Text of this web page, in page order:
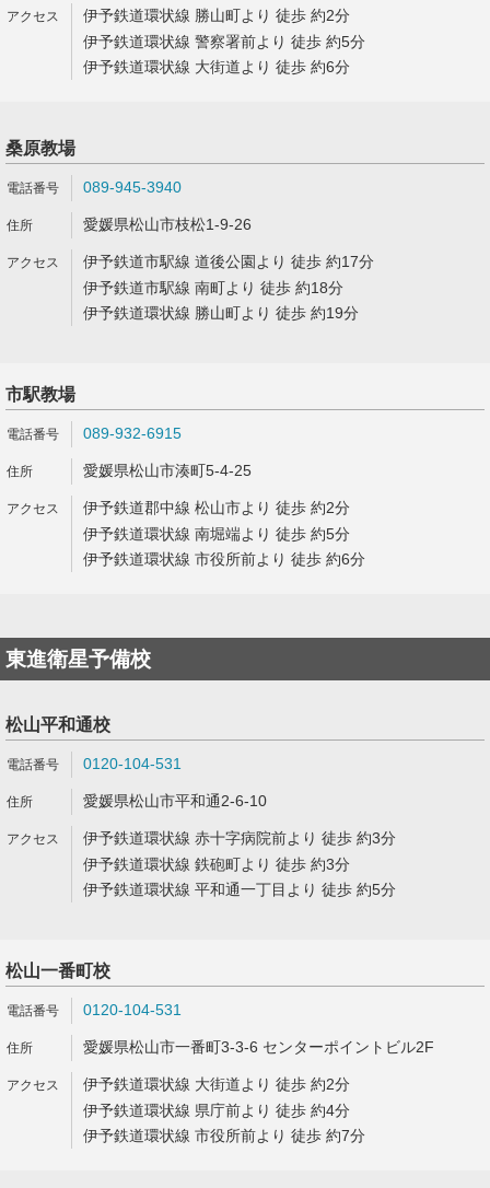
伊予鉄道環状線 勝山町より 徒歩 約2分
伊予鉄道環状線 警察署前より 徒歩 約5分
伊予鉄道環状線 大街道より 徒歩 約6分
桑原教場
089-945-3940
愛媛県松山市枝松1-9-26
伊予鉄道市駅線 道後公園より 徒歩 約17分
伊予鉄道市駅線 南町より 徒歩 約18分
伊予鉄道環状線 勝山町より 徒歩 約19分
市駅教場
089-932-6915
愛媛県松山市湊町5-4-25
伊予鉄道郡中線 松山市より 徒歩 約2分
伊予鉄道環状線 南堀端より 徒歩 約5分
伊予鉄道環状線 市役所前より 徒歩 約6分
東進衛星予備校
松山平和通校
0120-104-531
愛媛県松山市平和通2-6-10
伊予鉄道環状線 赤十字病院前より 徒歩 約3分
伊予鉄道環状線 鉄砲町より 徒歩 約3分
伊予鉄道環状線 平和通一丁目より 徒歩 約5分
松山一番町校
0120-104-531
愛媛県松山市一番町3-3-6 センターポイントビル2F
伊予鉄道環状線 大街道より 徒歩 約2分
伊予鉄道環状線 県庁前より 徒歩 約4分
伊予鉄道環状線 市役所前より 徒歩 約7分